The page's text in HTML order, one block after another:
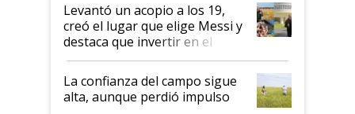
Levantó un acopio a los 19,
creó el lugar que elige Messi y
destaca que invertir en el
kirchnerismo era como "darle
plata a un hijo para droga":
Juan Félix Rossetti, el libertario
que de una dura crisis salió
La confianza del campo sigue
alta, aunque perdió impulso